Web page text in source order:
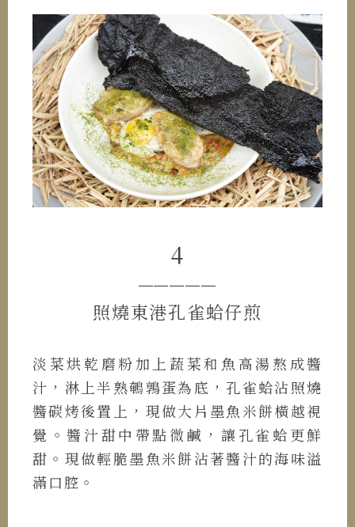
4
─────
照燒東港孔雀蛤仔煎
淡菜烘乾磨粉加上蔬菜和魚高湯熬成醬
汁，淋上半熟鵪鶉蛋為底，孔雀蛤沾照燒
醬碳烤後置上，現做大片墨魚米餅橫越視
覺。醬汁甜中帶點微鹹，讓孔雀蛤更鮮
甜。現做輕脆墨魚米餅沾著醬汁的海味溢
滿口腔。